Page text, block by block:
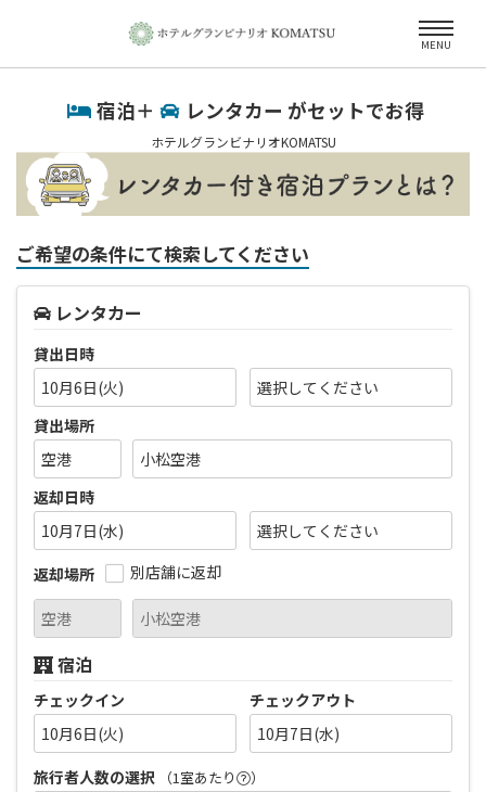
MENU
宿泊＋ レンタカー がセットでお得
ホテルグランビナリオKOMATSU
ご希望の条件にて検索してください
レンタカー
貸出日時
10月6日(火)
貸出場所
返却日時
10月7日(水)
返却場所
別店舗に返却
宿泊
チェックイン
10月6日(火)
チェックアウト
10月7日(水)
旅行者人数の選択
（1室あたり ）